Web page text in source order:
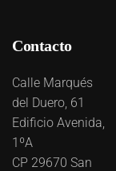
Contacto
Calle Marqués
del Duero, 61
Edificio Avenida,
1ºA
CP 29670 San